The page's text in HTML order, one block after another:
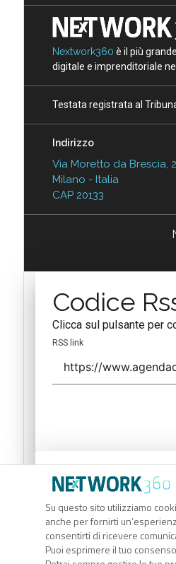
Su questo sito utilizziamo
anche per fornirti
consentirti di ricevere
Puoi esprimere il tuo consenso
Nextwork360 è il più
digitale e imprenditoriale
Testata registrata al
Indirizzo
Via Moretto da Brescia,
Milano - Italia
CAP 20133
Codice
Clicca sul pulsante per
RSS link
Codice Rss
Clicca sul pulsante per
RSS link